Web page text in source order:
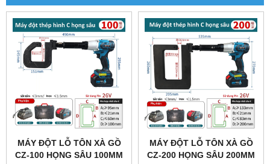
MÁY ĐỘT LỖ TÔN XÀ GỒ
CZ-100 HỌNG SÂU 100MM
MÁY ĐỘT LỖ TÔN XÀ GỒ
CZ-200 HỌNG SÂU 200MM